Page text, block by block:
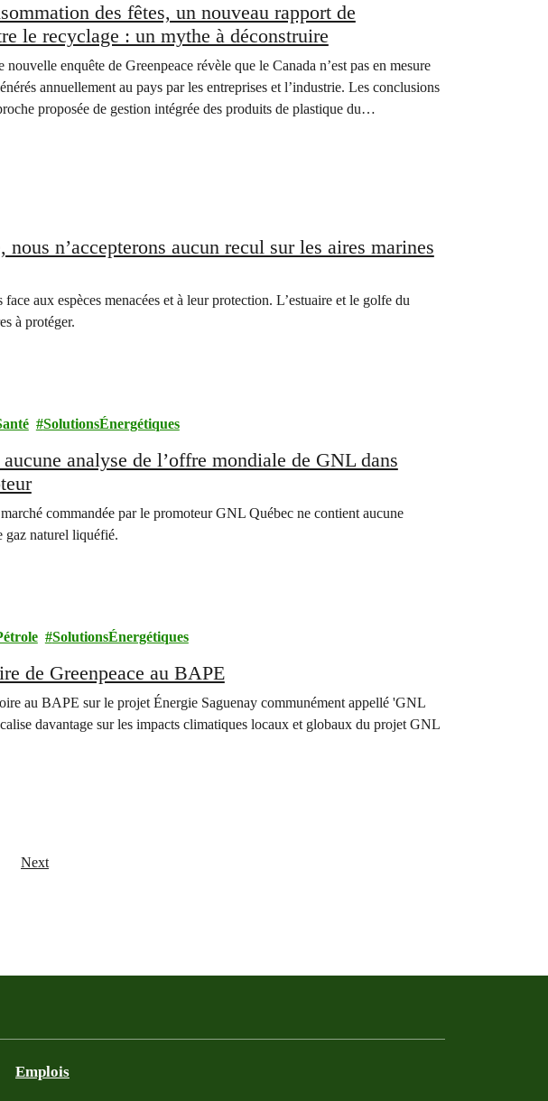
des fêtes, un nouveau rapport de
le recyclage : un mythe à déconstruire
enquête de Greenpeace révèle que le Canada n’est pas en mesure
annuellement au pays par les entreprises et l’industrie. Les conclusions
proposée de gestion intégrée des produits de plastique du
n’accepterons aucun recul sur les aires marines
aux espèces menacées et à leur protection. L’estuaire et le golfe du
à protéger.
SolutionsÉnergétiques
analyse de l’offre mondiale de GNL dans
commandée par le promoteur GNL Québec ne contient aucune
gaz naturel liquéfié.
SolutionsÉnergétiques
: Mémoire de Greenpeace au BAPE
au BAPE sur le projet Énergie Saguenay communément appellé 'GNL
davantage sur les impacts climatiques locaux et globaux du projet GNL
Next
Emplois